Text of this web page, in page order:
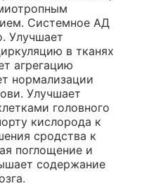
Системное АД
Улучшает
в тканях
агрегацию
нормализации
Улучшает
головного
кислорода к
сродства к
поглощение и
содержание